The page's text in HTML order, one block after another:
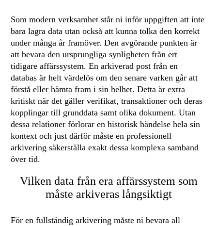
Som modern verksamhet står ni inför uppgiften att inte
bara lagra data utan också att kunna tolka den korrekt
under många år framöver. Den avgörande punkten är
att bevara den ursprungliga synligheten från ert
tidigare affärssystem. En arkiverad post från en
databas är helt värdelös om den senare varken går att
förstå eller hämta fram i sin helhet. Detta är extra
kritiskt när det gäller verifikat, transaktioner och deras
kopplingar till grunddata samt olika dokument. Utan
dessa relationer förlorar en historisk händelse hela sin
kontext och just därför måste en professionell
arkivering säkerställa exakt dessa komplexa samband
över tid.
Vilken data från era affärssystem som
måste arkiveras långsiktigt
För en fullständig arkivering måste ni bevara all